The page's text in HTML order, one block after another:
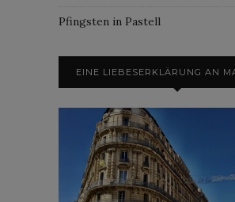
Pfingsten in Pastell
EINE LIEBESERKLÄRUNG AN